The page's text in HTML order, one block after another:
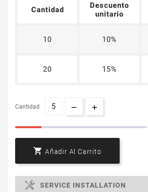
Cantidad
Descuento
unitario
10 10%
20 15%
Cantidad
 Añadir Al Carrito
SERVICE INSTALLATION